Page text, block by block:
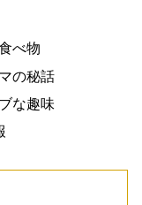
べ物
の秘話
な趣味